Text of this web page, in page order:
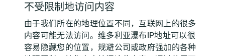
不受限制地访问内容
由于我们所在的地理位置不同，互联网上的很多
内容可能无法访问。维多利亚瀑布IP地址可以很
容易隐藏您的位置，规避公司或政府强加的各种